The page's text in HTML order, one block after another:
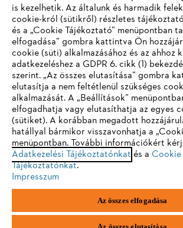
STIHL GYIK
Szerviz
Adatvédelem Impresszum Cookie
Jogi információk
Andreas Stihl Kereskedelmi Kft.
Székhely: H-2051 Biatorbágy-Budapark
IHR BROWSER WIRD
UNTERSTÜTZT
Sie nutzen einen Browser, den wir noch nicht
eine optimale Nutzung unserer Seite
einem der folgenden Browser zu wechseln:
Firefox
is kezelhetik. Az általunk és harmadik
cookie-król (sütikről) részletes
és a „Cookie Tájékoztató” menüpontban
elfogadása” gombra kattintva Ön
cookie (süti) alkalmazásához és az ahhoz
adatkezeléshez a GDPR 6. cikk (1)
szerint. „Az összes elutasítása” gombra
elutasítja a nem feltétlenül szükséges
alkalmazását. A „Beállítások”
elfogadhatja vagy elutasíthatja az egyes
(sütiket). A korábban megadott
hatállyal bármikor visszavonhatja a
menüpontban. További információkért
Adatkezelési Tájékoztatónkat és a
Tájékoztatónkat.
Impresszum
Az összes elfogadása